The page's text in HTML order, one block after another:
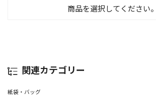
商品を選択してください。
関連カテゴリー
紙袋・バッグ